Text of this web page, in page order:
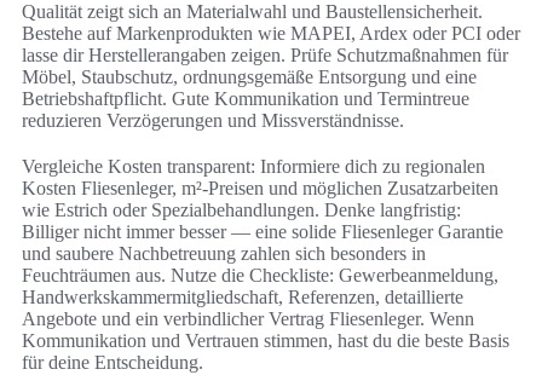
Qualität zeigt sich an Materialwahl und Baustellensicherheit.
Bestehe auf Markenprodukten wie MAPEI, Ardex oder PCI oder
lasse dir Herstellerangaben zeigen. Prüfe Schutzmaßnahmen für
Möbel, Staubschutz, ordnungsgemäße Entsorgung und eine
Betriebshaftpflicht. Gute Kommunikation und Termintreue
reduzieren Verzögerungen und Missverständnisse.
Vergleiche Kosten transparent: Informiere dich zu regionalen
Kosten Fliesenleger, m²‑Preisen und möglichen Zusatzarbeiten
wie Estrich oder Spezialbehandlungen. Denke langfristig:
Billiger nicht immer besser — eine solide Fliesenleger Garantie
und saubere Nachbetreuung zahlen sich besonders in
Feuchträumen aus. Nutze die Checkliste: Gewerbeanmeldung,
Handwerkskammermitgliedschaft, Referenzen, detaillierte
Angebote und ein verbindlicher Vertrag Fliesenleger. Wenn
Kommunikation und Vertrauen stimmen, hast du die beste Basis
für deine Entscheidung.